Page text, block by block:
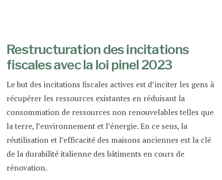
Restructuration des incitations
fiscales avec la loi pinel 2023
Le but des incitations fiscales actives est d’inciter les gens à
récupérer les ressources existantes en réduisant la
consommation de ressources non renouvelables telles que
la terre, l’environnement et l’énergie. En ce sens, la
réutilisation et l’efficacité des maisons anciennes est la clé
de la durabilité italienne des bâtiments en cours de
rénovation.